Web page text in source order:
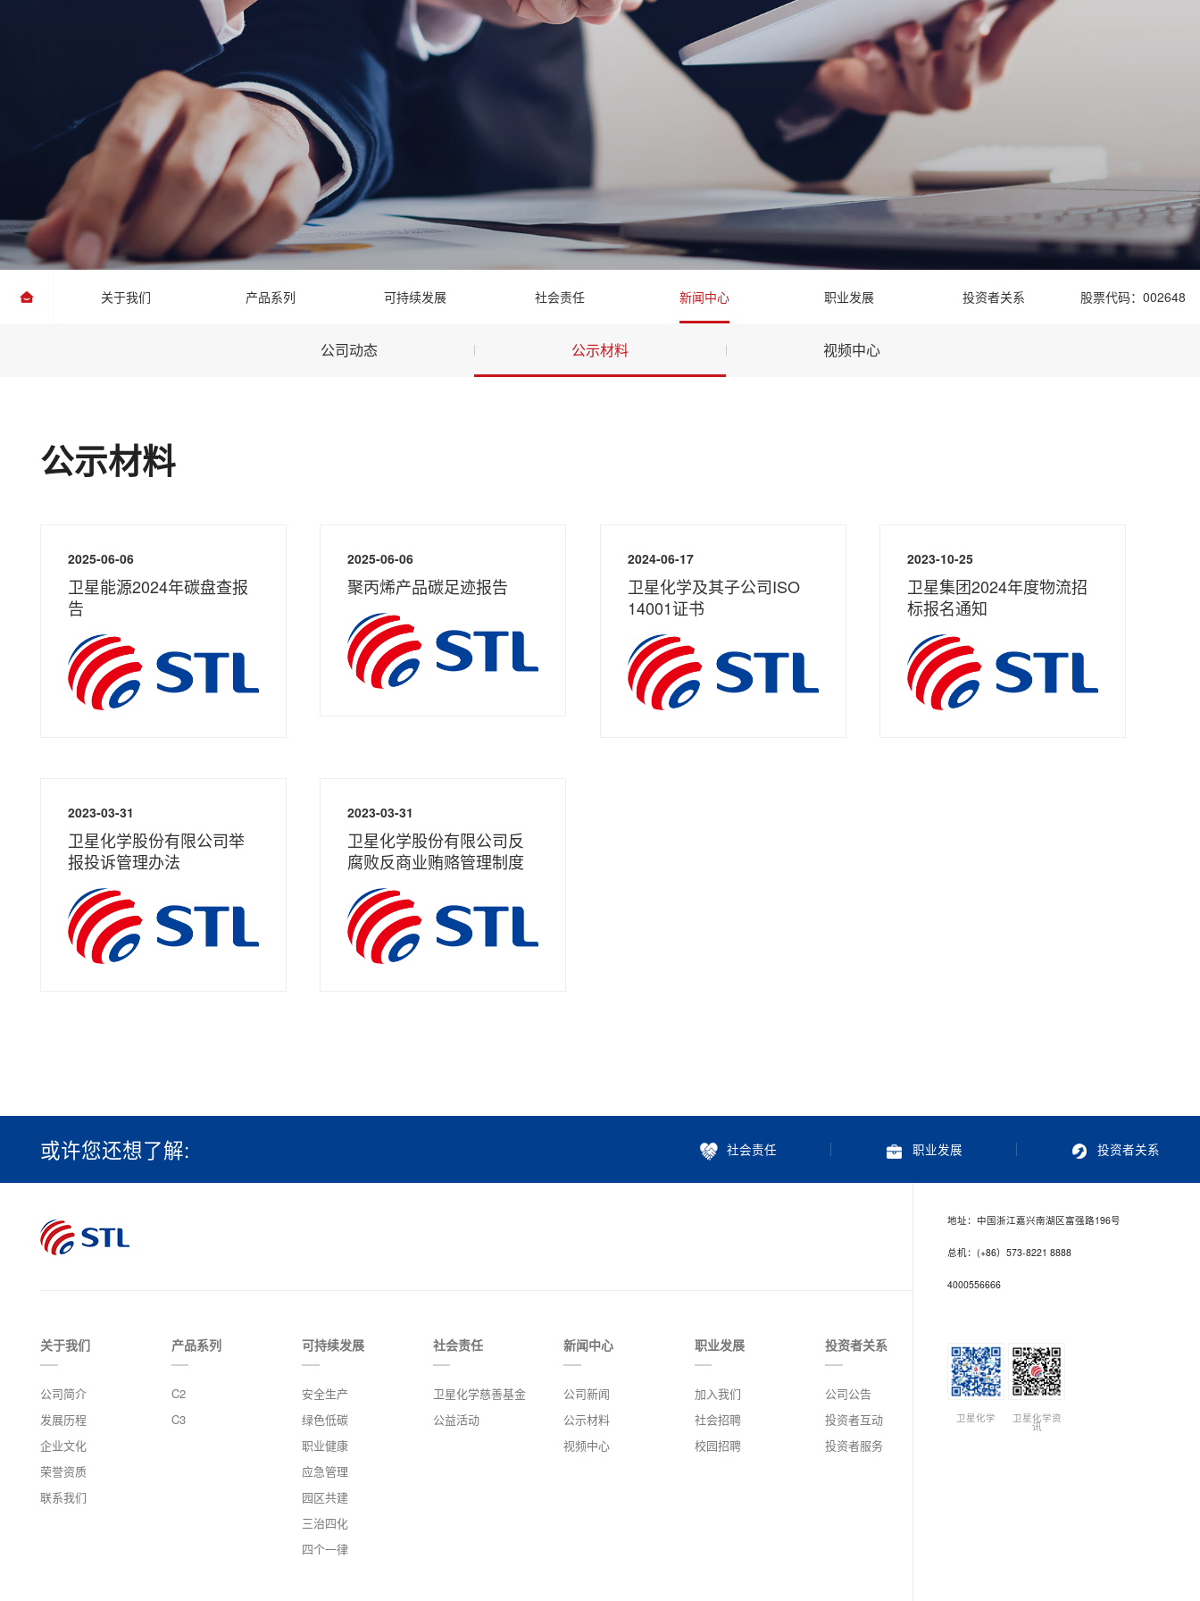
关于我们 产品系列 可持续发展 社会责任 新闻中心 职业发展 投资者关系 股票代码：002648
公司动态 公示材料 视频中心
公示材料
2025-06-06
卫星能源2024年碳盘查报
告
2025-06-06
聚丙烯产品碳足迹报告
2024-06-17
卫星化学及其子公司ISO
14001证书
2023-10-25
卫星集团2024年度物流招
标报名通知
2023-03-31
卫星化学股份有限公司举
报投诉管理办法
2023-03-31
卫星化学股份有限公司反
腐败反商业贿赂管理制度
或许您还想了解: 社会责任 职业发展 投资者关系
关于我们
公司简介
发展历程
企业文化
荣誉资质
联系我们
产品系列
C2
C3
可持续发展
安全生产
绿色低碳
职业健康
应急管理
园区共建
三治四化
四个一律
社会责任
卫星化学慈善基金
公益活动
新闻中心
公司新闻
公示材料
视频中心
职业发展
加入我们
社会招聘
校园招聘
投资者关系
公司公告
投资者互动
投资者服务
地址：中国浙江嘉兴南湖区富强路196号
总机：(+86）573-8221 8888
4000556666
卫星化学 卫星化学资
讯